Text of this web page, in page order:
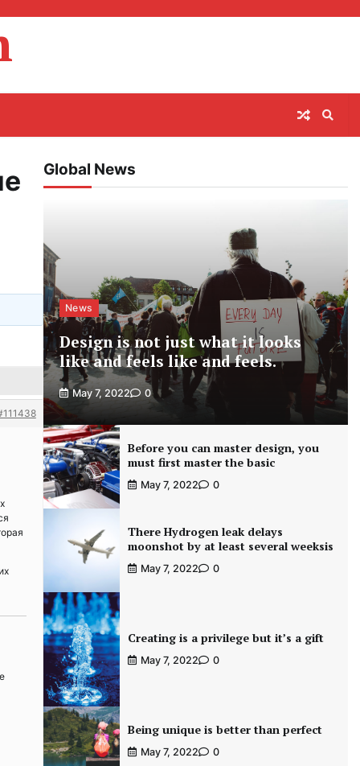
Global News
News
Design is not just what it looks
like and feels like and feels.
May 7, 2022 0
Before you can master design, you
must first master the basic
May 7, 2022 0
There Hydrogen leak delays
moonshot by at least several weeksis
May 7, 2022 0
Creating is a privilege but it’s a gift
May 7, 2022 0
Being unique is better than perfect
May 7, 2022 0